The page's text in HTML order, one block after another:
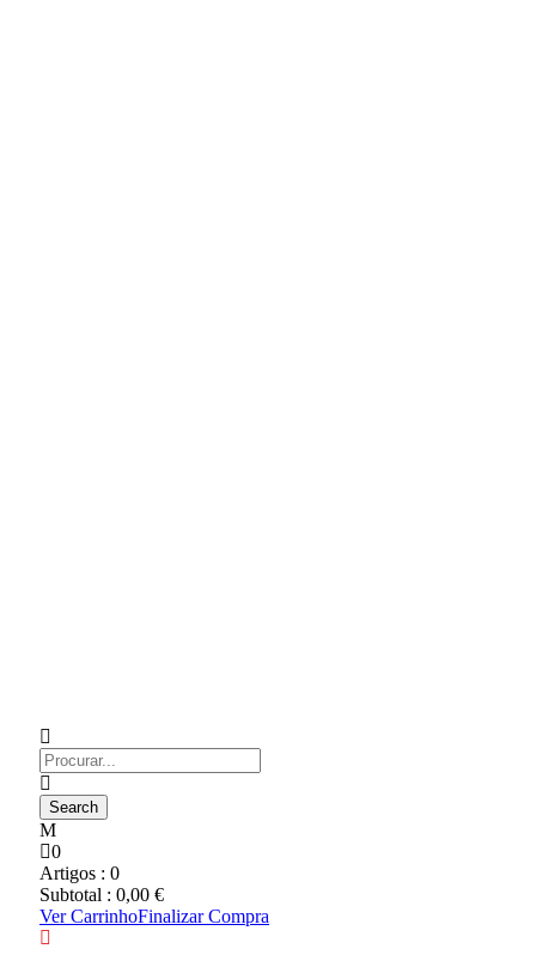
0
Artigos : 0
Subtotal : 0,00 €
Ver CarrinhoFinalizar Compra